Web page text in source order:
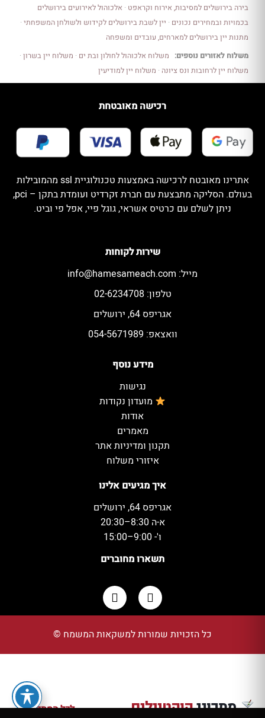
בירה בירושלים למסיבות, אירוח וקראפט · אלכוהול לאירועים בירושלים
בכמויות ובמחירים נכונים · יין לשבת בירושלים לקידוש ולשולחן המשפחתי ·
מתנות יין בירושלים למארחים, עובדים ומשפחה
משלוח לאזורים נוספים:
משלוח אלכוהול לחולון ובת ים · משלוח יין בשרון ·
משלוח יין לרחובות ונס ציונה · משלוח יין למודיעין
איך מגיעים אלינו
אגריפס 64, ירושלים
א-ה 8:30–20:30
ו'- 9:00–15:00
תשארו מחוברים
מידע נוסף
נגישות
מועדון נקודות
אודות
מאמרים
תקנון ומדיניות אתר
איזורי משלוח
שירות לקוחות
מייל: info@hamesameach.com
טלפון: 02-6234708
אגריפס 64, ירושלים
וואצאפ: 054-5671989
רכישה מאובטחת
אתרינו מאובטח לרכישה באמצעות טכנולוגיית ssl מהמובילות
בעולם. הסליקה מתבצעת עם חברת זקרדיט ועומדת בתקן – pci,
ניתן לשלם עם כרטיס אשראי, גוגל פיי, אפל פי וביט.
כל הזכויות שמורות למשקאות המשמח ©
מתכוניקוקטיילים לכל המתכונים ←
חמוץ-מתוק עם וודקה
ולימון טרי
קוקטייל וודקה וג'ינג'ר